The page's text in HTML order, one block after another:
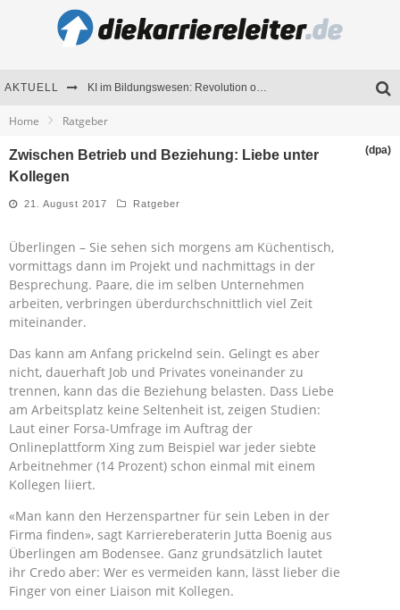
AKTUELL KI im Bildungswesen: Revolution oder Risiko für Schulen und Universitäten?
Seminare als Motivationsmotor – Wie Weiterbildung Mitarbeiter nachhaltig begeistert
Home Ratgeber
Zwischen Betrieb und Beziehung: Liebe unter
Kollegen
(dpa)
21. August 2017 Ratgeber
Überlingen – Sie sehen sich morgens am Küchentisch,
vormittags dann im Projekt und nachmittags in der
Besprechung. Paare, die im selben Unternehmen
arbeiten, verbringen überdurchschnittlich viel Zeit
miteinander.
Das kann am Anfang prickelnd sein. Gelingt es aber
nicht, dauerhaft Job und Privates voneinander zu
trennen, kann das die Beziehung belasten. Dass Liebe
am Arbeitsplatz keine Seltenheit ist, zeigen Studien:
Laut einer Forsa-Umfrage im Auftrag der
Onlineplattform Xing zum Beispiel war jeder siebte
Arbeitnehmer (14 Prozent) schon einmal mit einem
Kollegen liiert.
«Man kann den Herzenspartner für sein Leben in der
Firma finden», sagt Karriereberaterin Jutta Boenig aus
Überlingen am Bodensee. Ganz grundsätzlich lautet
ihr Credo aber: Wer es vermeiden kann, lässt lieber die
Finger von einer Liaison mit Kollegen.